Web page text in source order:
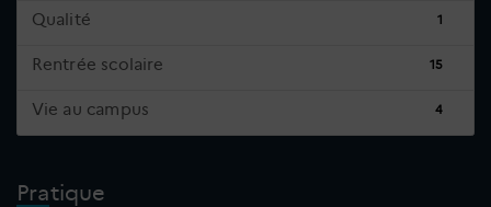
Qualité 1
Rentrée scolaire 15
Vie au campus 4
Pratique